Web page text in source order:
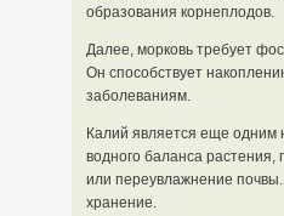
образования корнеплодов.
Далее, морковь требует
Он способствует
заболеваниям.
Калий является еще одним
водного баланса растения,
или переувлажнение почвы.
хранение.